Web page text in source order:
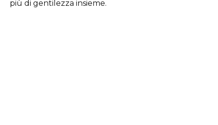
più di gentilezza insieme.